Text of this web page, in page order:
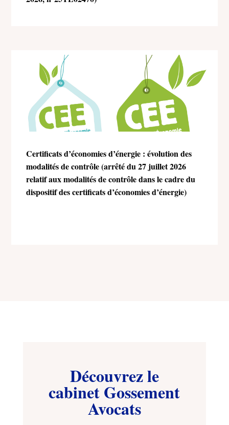
Certificats d’économies d’énergie : évolution des
modalités de contrôle (arrêté du 27 juillet 2026
relatif aux modalités de contrôle dans le cadre du
dispositif des certificats d’économies d’énergie)
Découvrez le
cabinet Gossement
Avocats